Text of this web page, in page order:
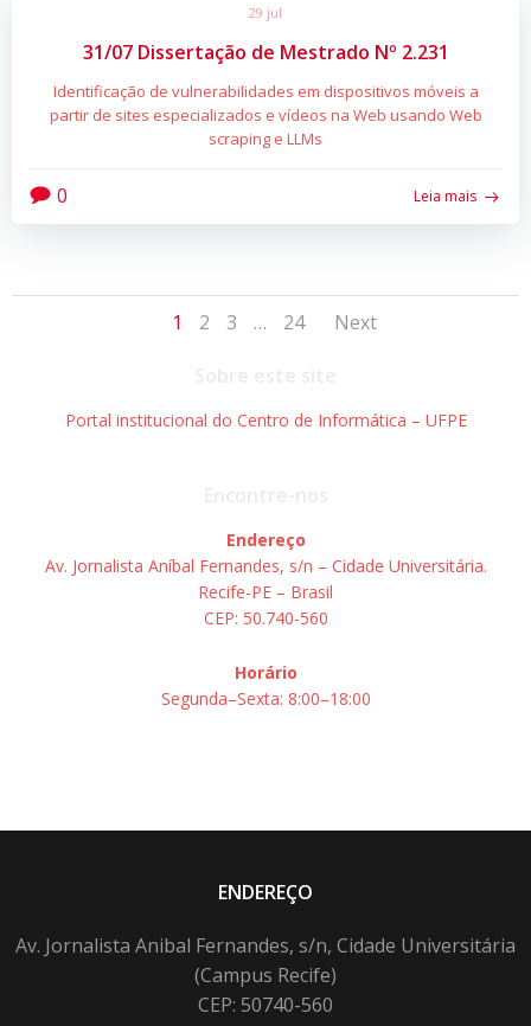
29 jul
31/07 Dissertação de Mestrado Nº 2.231
Identificação de vulnerabilidades em dispositivos móveis a
partir de sites especializados e vídeos na Web usando Web
scraping e LLMs
0 Leia mais
Posts
Page
1 Page
2 Page
3 … Page
24
Posts
Next
Portal institucional do Centro de Informática – UFPE
Endereço
Av. Jornalista Aníbal Fernandes, s/n – Cidade Universitária.
Recife-PE – Brasil
CEP: 50.740-560
Horário
Segunda–Sexta: 8:00–18:00
ENDEREÇO
Av. Jornalista Anibal Fernandes, s/n, Cidade Universitária
(Campus Recife)
CEP: 50740-560